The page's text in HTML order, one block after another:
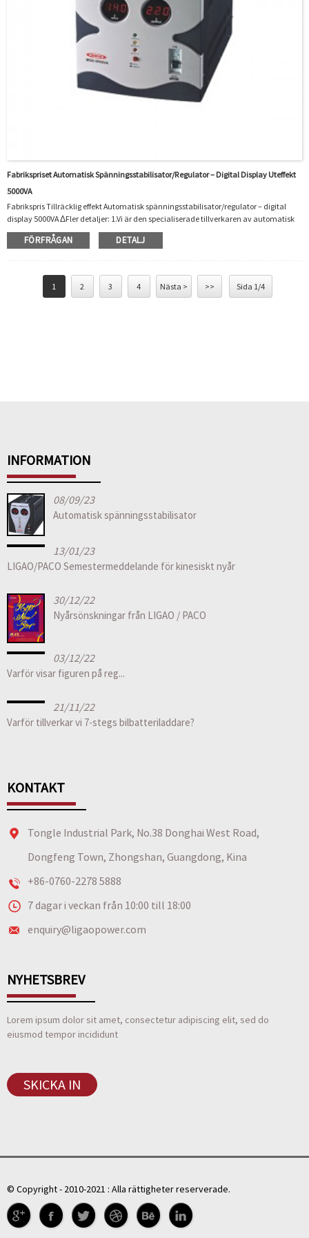
Fabrikspriset Automatisk Spänningsstabilisator/regulator – Digital Display Uteffekt
5000VA
Fabrikspris Tillräcklig effekt Automatisk spänningsstabilisator/regulator – digital
display 5000VA ΔFler detaljer: 1.Vi är den specialiserade tillverkaren av automatisk
spänningsregulator/stabilisator i 20 år.Vi har praktiserat och riklig
tillverkningserfarenhet.2. Våra produkter var certifierade av
FÖRFRÅGAN DETALJ
1 2 3 4 Nästa > >> Sida 1/4
INFORMATION
08/09/23
Automatisk spänningsstabilisator
13/01/23
LIGAO/PACO Semestermeddelande för kinesiskt nyår
30/12/22
Nyårsönskningar från LIGAO / PACO
03/12/22
Varför visar figuren på reg...
21/11/22
Varför tillverkar vi 7-stegs bilbatteriladdare?
KONTAKT
Tongle Industrial Park, No.38 Donghai West Road,
Dongfeng Town, Zhongshan, Guangdong, Kina
+86-0760-2278 5888
7 dagar i veckan från 10:00 till 18:00
enquiry@ligaopower.com
NYHETSBREV
Lorem ipsum dolor sit amet, consectetur adipiscing elit, sed do
eiusmod tempor incididunt
SKICKA IN
© Copyright - 2010-2021 : Alla rättigheter reserverade.